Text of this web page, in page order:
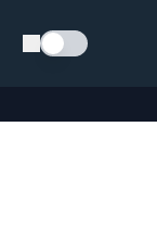
Schimba tema